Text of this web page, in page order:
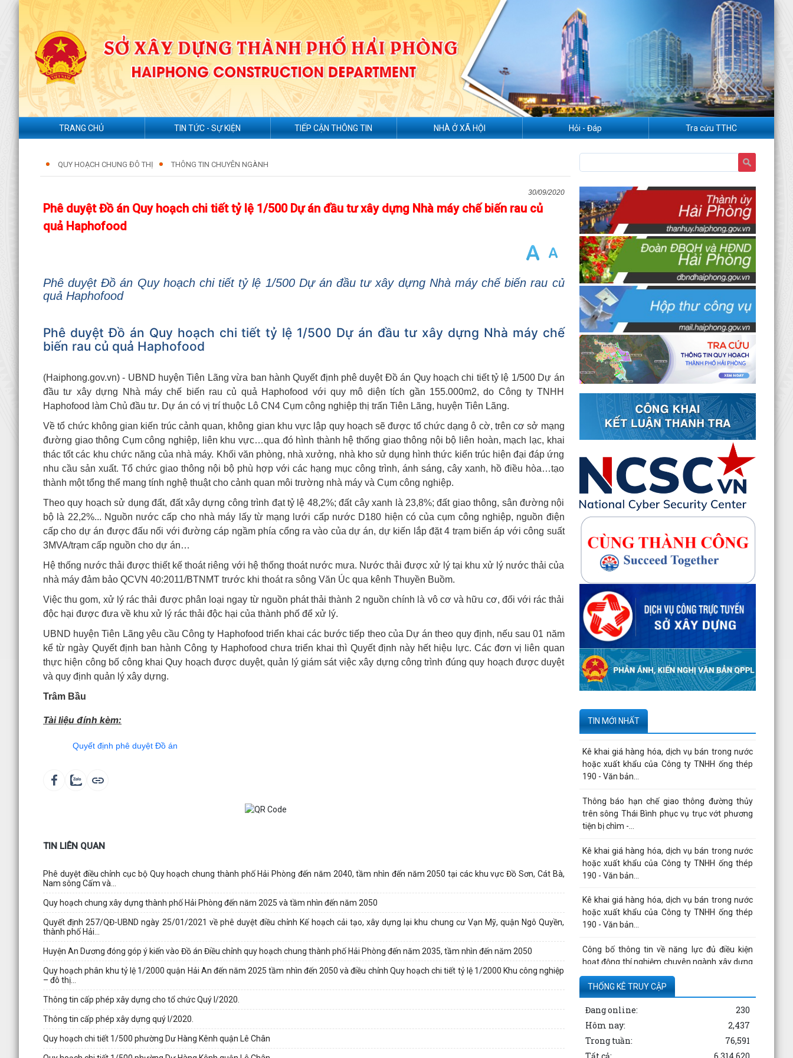
TRANG CHỦ TIN TỨC - SỰ KIỆN TIẾP CẬN THÔNG TIN NHÀ Ở XÃ HỘI Hỏi - Đáp Tra cứu TTHC
QUY HOẠCH CHUNG ĐÔ THỊ THÔNG TIN CHUYÊN NGÀNH
30/09/2020
Phê duyệt Đồ án Quy hoạch chi tiết tỷ lệ 1/500 Dự án đầu tư xây dựng Nhà máy chế biến rau củ
quả Haphofood
Phê duyệt Đồ án Quy hoạch chi tiết tỷ lệ 1/500 Dự án đầu tư xây dựng Nhà máy chế biến rau củ
quả Haphofood
Phê duyệt Đồ án Quy hoạch chi tiết tỷ lệ 1/500 Dự án đầu tư xây dựng Nhà máy chế
biến rau củ quả Haphofood
(Haiphong.gov.vn) - UBND huyện Tiên Lãng vừa ban hành Quyết định phê duyệt Đồ án Quy hoạch chi tiết tỷ lệ 1/500 Dự án
đầu tư xây dựng Nhà máy chế biến rau củ quả Haphofood với quy mô diện tích gần 155.000m2, do Công ty TNHH
Haphofood làm Chủ đầu tư. Dự án có vị trí thuộc Lô CN4 Cụm công nghiệp thị trấn Tiên Lãng, huyện Tiên Lãng.
Về tổ chức không gian kiến trúc cảnh quan, không gian khu vực lập quy hoạch sẽ được tổ chức dạng ô cờ, trên cơ sở mạng
đường giao thông Cụm công nghiệp, liên khu vực…qua đó hình thành hệ thống giao thông nội bộ liên hoàn, mạch lạc, khai
thác tốt các khu chức năng của nhà máy. Khối văn phòng, nhà xưởng, nhà kho sử dụng hình thức kiến trúc hiện đại đáp ứng
nhu cầu sản xuất. Tổ chức giao thông nội bộ phù hợp với các hạng mục công trình, ánh sáng, cây xanh, hồ điều hòa…tạo
thành một tổng thể mang tính nghệ thuật cho cảnh quan môi trường nhà máy và Cụm công nghiệp.
Theo quy hoạch sử dụng đất, đất xây dựng công trình đạt tỷ lệ 48,2%; đất cây xanh là 23,8%; đất giao thông, sân đường nội
bộ là 22,2%... Nguồn nước cấp cho nhà máy lấy từ mạng lưới cấp nước D180 hiện có của cụm công nghiệp, nguồn điện
cấp cho dự án được đấu nối với đường cáp ngầm phía cổng ra vào của dự án, dự kiến lắp đặt 4 trạm biến áp với công suất
3MVA/trạm cấp nguồn cho dự án…
Hệ thống nước thải được thiết kế thoát riêng với hệ thống thoát nước mưa. Nước thải được xử lý tại khu xử lý nước thải của
nhà máy đảm bảo QCVN 40:2011/BTNMT trước khi thoát ra sông Văn Úc qua kênh Thuyền Buồm.
Việc thu gom, xử lý rác thải được phân loại ngay từ nguồn phát thải thành 2 nguồn chính là vô cơ và hữu cơ, đối với rác thải
độc hại được đưa về khu xử lý rác thải độc hại của thành phố để xử lý.
UBND huyện Tiên Lãng yêu cầu Công ty Haphofood triển khai các bước tiếp theo của Dự án theo quy định, nếu sau 01 năm
kể từ ngày Quyết định ban hành Công ty Haphofood chưa triển khai thì Quyết định này hết hiệu lực. Các đơn vị liên quan
thực hiện công bố công khai Quy hoạch được duyệt, quản lý giám sát việc xây dựng công trình đúng quy hoạch được duyệt
và quy định quản lý xây dựng.
Trâm Bầu
Tài liệu đính kèm:
Quyết định phê duyệt Đồ án
TIN LIÊN QUAN
Phê duyệt điều chỉnh cục bộ Quy hoạch chung thành phố Hải Phòng đến năm 2040, tầm nhìn đến năm 2050 tại các khu vực Đồ Sơn, Cát Bà,
Nam sông Cấm và...
Quy hoạch chung xây dựng thành phố Hải Phòng đến năm 2025 và tầm nhìn đến năm 2050
Quyết định 257/QĐ-UBND ngày 25/01/2021 về phê duyệt điều chỉnh Kế hoạch cải tạo, xây dựng lại khu chung cư Vạn Mỹ, quận Ngô Quyền,
thành phố Hải...
Huyện An Dương đóng góp ý kiến vào Đồ án Điều chỉnh quy hoạch chung thành phố Hải Phòng đến năm 2035, tầm nhìn đến năm 2050
Quy hoạch phân khu tỷ lệ 1/2000 quận Hải An đến năm 2025 tầm nhìn đến 2050 và điều chỉnh Quy hoạch chi tiết tỷ lệ 1/2000 Khu công nghiệp
– đô thị...
Thông tin cấp phép xây dựng cho tổ chức Quý I/2020.
Thông tin cấp phép xây dựng quý I/2020.
Quy hoạch chi tiết 1/500 phường Dư Hàng Kênh quận Lê Chân
TIN MỚI NHẤT
Kê khai giá hàng hóa, dịch vụ bán trong nước
hoặc xuất khẩu của Công ty TNHH ống thép
190 - Văn bản...
Tạm thời chưa trả kết quả cấp chứng chỉ hành
nghề hoạt động xây dựng do vướng mắc hệ
thống - Thông...
Quyết định công bố danh mục thủ tục hành
chính được sửa đổi, bổ sung, bị bãi bỏ thuộc
phạm vi chức...
266 trường hợp được kiểm tra thông tin đăng
ký mua, thuê nhà ở xã hội tại Tràng Cát đợt 12
- Văn...
Thông báo kết quả phúc khảo kỳ thi sát hạch
cấp chứng chỉ hành nghề môi giới bất động
sản đợt 1 năm...
Giám đốc Sở Xây dựng trả lời chất vấn về giá
vật liệu xây dựng và sử dụng vỉa hè
Giám đốc Sở Xây dựng phát biểu tại kỳ họp
thứ 3 Hội đồng nhân dân thành phố
Công bố thông tin của Công ty cổ phần tư vấn
thuỷ lợi Hải Phòng
Quyết định công bố thủ tục hành chính nội bộ
được sửa đổi, bổ sung thuộc phạm vi, chức
năng quản lý...
dự án Hoàng Huy Sở Dầu đã bán cho các tổ
chức, cá nhân...
Kê khai giá hàng hóa, dịch vụ bán trong nước
hoặc xuất khẩu của Công ty TNHH ống thép
190 - Văn bản...
Thông báo hạn chế giao thông đường thủy
trên sông Thái Bình phục vụ trục vớt phương
tiện bị chìm -...
Kê khai giá hàng hóa, dịch vụ bán trong nước
hoặc xuất khẩu của Công ty TNHH ống thép
190 - Văn bản...
Kê khai giá hàng hóa, dịch vụ bán trong nước
hoặc xuất khẩu của Công ty TNHH ống thép
190 - Văn bản...
Công bố thông tin về năng lực đủ điều kiện
hoạt động thí nghiệm chuyên ngành xây dựng
của CÔNG TY...
Quyết định công bố danh mục thủ tục hành
chính được thay thế, bị bãi bỏ thuộc phạm vi
chức năng...
Công bố thông tin về năng lực đủ điều kiện
THỐNG KÊ TRUY CẬP
Đang online:
230
Hôm nay:
2,437
Trong tuần:
76,591
Tất cả:
6,314,620